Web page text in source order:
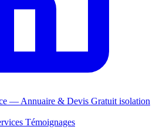
— Annuaire & Devis Gratuit isolation
Témoignages